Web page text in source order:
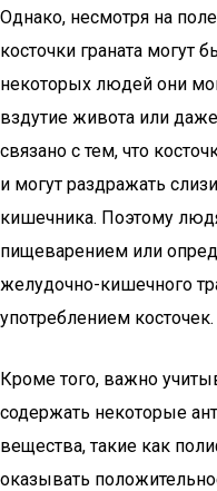
Однако, несмотря на
косточки граната могут
некоторых людей они
вздутие живота или
связано с тем, что
и могут раздражать
кишечника. Поэтому
пищеварением или
желудочно-кишечного
употреблением косточек.
Кроме того, важно
содержать некоторые
вещества, такие как
оказывать